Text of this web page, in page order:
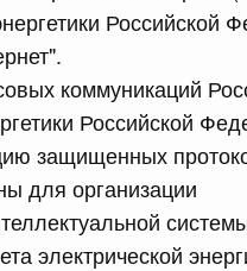
Российской
коммуникаций
Российской
защищенных
для организации
электрической
2021
№ 921
2022